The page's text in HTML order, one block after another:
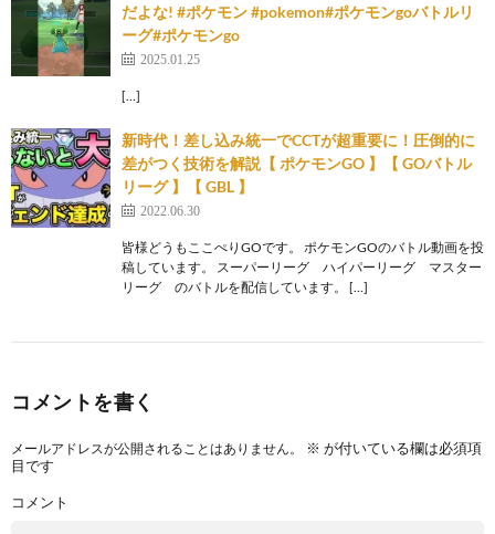
だよな! #ポケモン #pokemon#ポケモンgoバトルリ
ーグ#ポケモンgo
2025.01.25
[…]
新時代！差し込み統一でCCTが超重要に！圧倒的に
差がつく技術を解説【 ポケモンGO 】【 GOバトル
リーグ 】【 GBL 】
2022.06.30
皆様どうもここぺりGOです。 ポケモンGOのバトル動画を投
稿しています。 スーパーリーグ ハイパーリーグ マスター
リーグ のバトルを配信しています。 […]
コメントを書く
メールアドレスが公開されることはありません。 ※ が付いている欄は必須項
目です
コメント